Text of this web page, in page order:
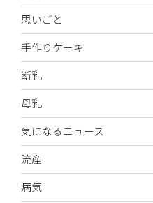
思いごと
手作りケーキ
断乳
母乳
気になるニュース
流産
病気